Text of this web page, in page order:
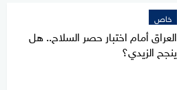
خاص
العراق أمام اختبار حصر السلاح.. هل
ينجح الزيدي؟